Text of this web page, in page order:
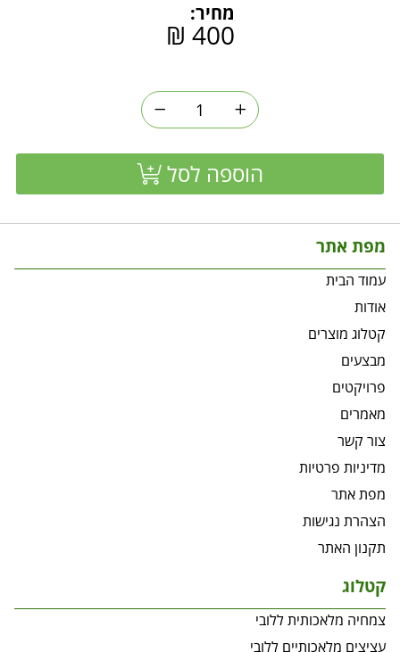
מחיר:
400
₪
הוספה לסל
מפת אתר
עמוד הבית
אודות
קטלוג מוצרים
מבצעים
פרויקטים
מאמרים
צור קשר
מדיניות פרטיות
מפת אתר
הצהרת נגישות
תקנון האתר
קטלוג
צמחיה מלאכותית ללובי
עציצים מלאכותיים ללובי